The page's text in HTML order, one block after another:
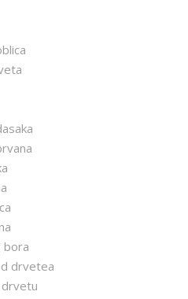
bora
drvetea
drvetu